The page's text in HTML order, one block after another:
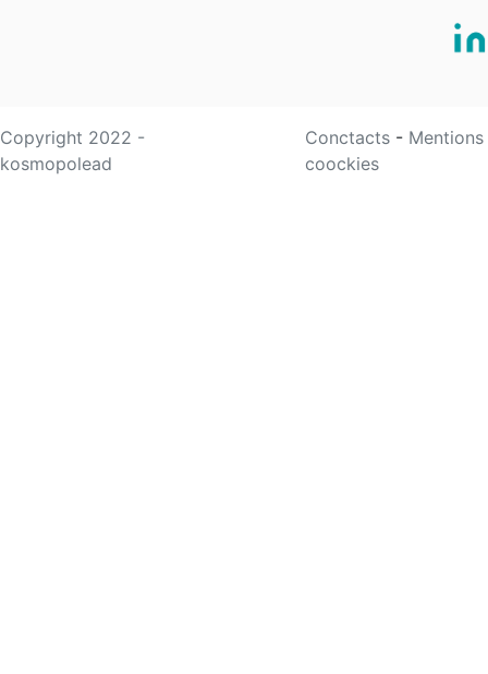
Copyright 2022 -
kosmopolead
Conctacts -
coockies